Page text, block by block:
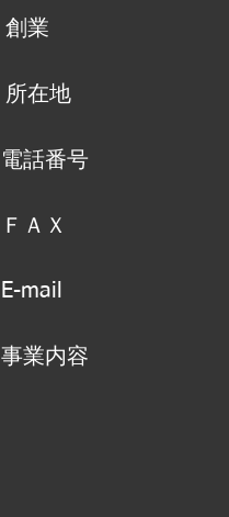
創業
​所在地
​電話番号
ＦＡＸ
事業内容
E-mail